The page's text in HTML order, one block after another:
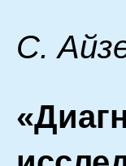
С.